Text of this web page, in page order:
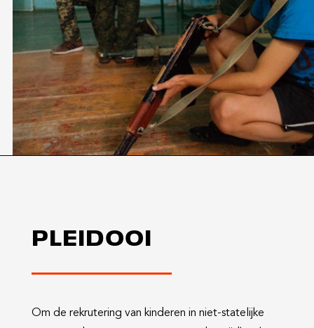
PLEIDOOI
Om de rekrutering van kinderen in niet-statelijke